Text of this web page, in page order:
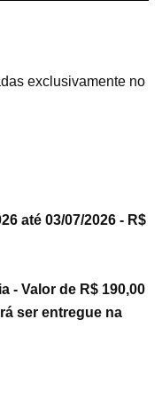
exclusivamente no
até 03/07/2026 - R$
- Valor de R$ 190,00
ser entregue na